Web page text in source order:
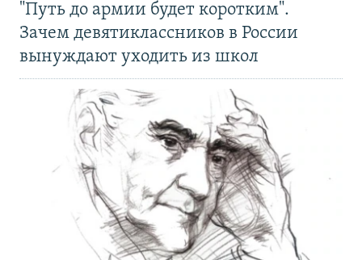
"Путь до армии будет коротким".
Зачем девятиклассников в России
вынуждают уходить из школ